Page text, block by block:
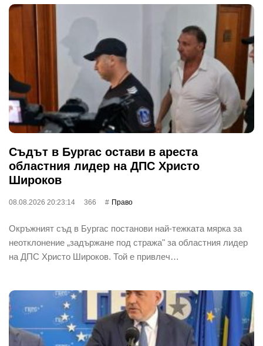
Съдът в Бургас остави в ареста
областния лидер на ДПС Христо
Широков
08.08.2026 20:23:14 366 Право
Окръжният съд в Бургас постанови най-тежката мярка за
неотклонение „задържане под стража" за областния лидер
на ДПС Христо Широков. Той е привлеч…